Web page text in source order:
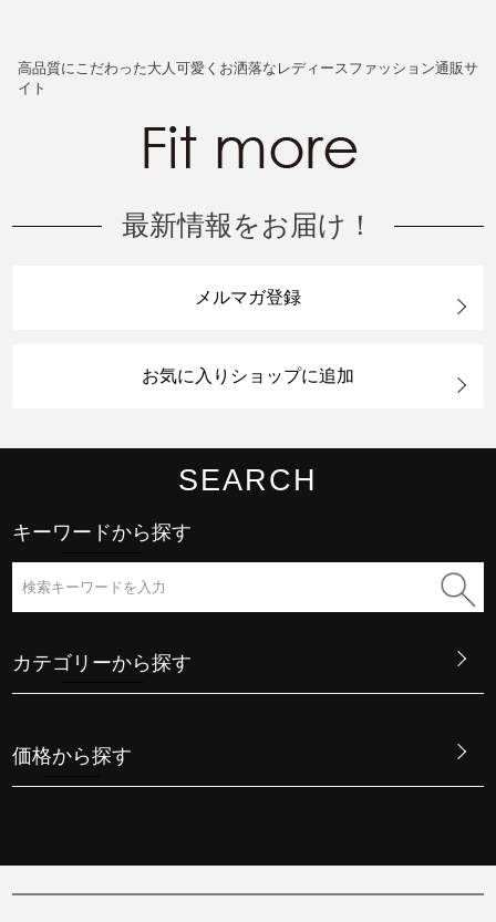
高品質にこだわった大人可愛くお洒落なレディースファッション通販サ
イト
最新情報をお届け！
メルマガ登録
お気に入りショップに追加
SEARCH
キーワードから探す
カテゴリーから探す
価格から探す